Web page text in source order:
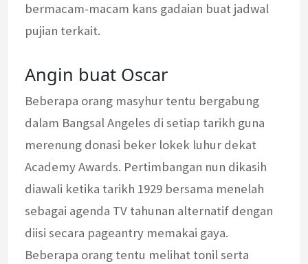
bermacam-macam kans gadaian buat jadwal
pujian terkait.
Angin buat Oscar
Beberapa orang masyhur tentu bergabung
dalam Bangsal Angeles di setiap tarikh guna
merenung donasi beker lokek luhur dekat
Academy Awards. Pertimbangan nun dikasih
diawali ketika tarikh 1929 bersama menelah
sebagai agenda TV tahunan alternatif dengan
diisi secara pageantry memakai gaya.
Beberapa orang tentu melihat tonil serta